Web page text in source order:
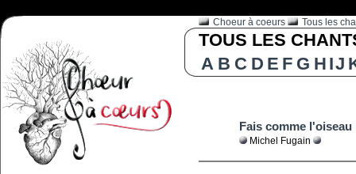
Choeur à coeurs Tous les
TOUS LES
A B C D E F G H IJ
Fais comme l'oiseau
Michel Fugain